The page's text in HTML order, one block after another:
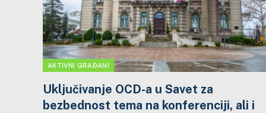
AKTIVNI GRAĐANI
Uključivanje OCD-a u Savet za
bezbednost tema na konferenciji, ali i